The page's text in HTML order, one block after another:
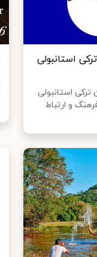
استانبولی
ترکی استانبولی
و ارتباط